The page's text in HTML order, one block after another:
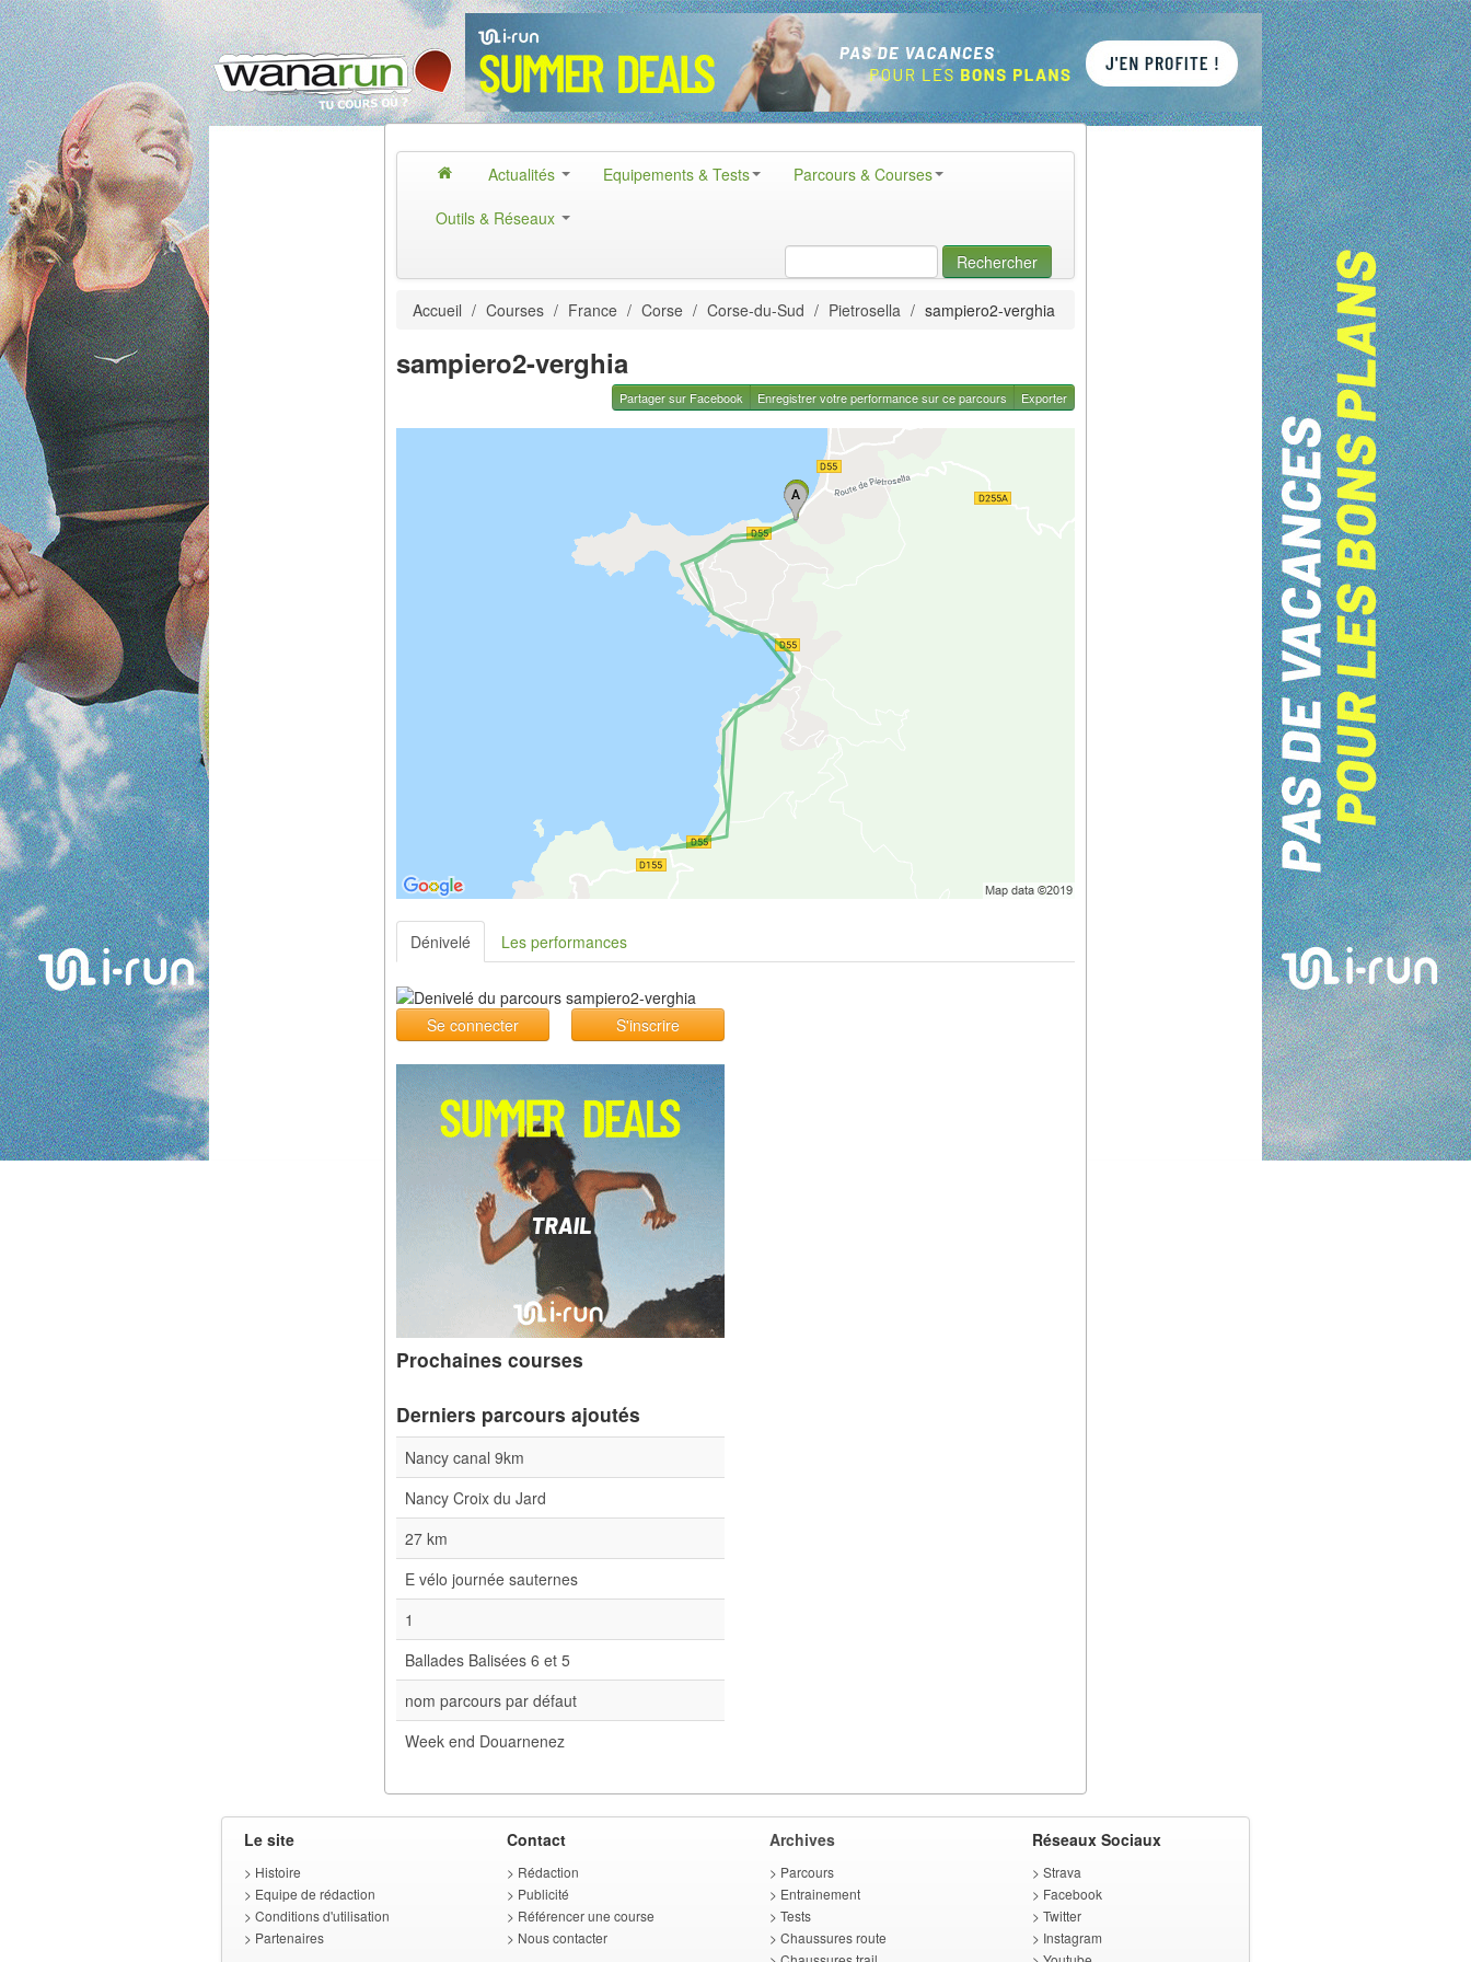
Actualités Equipements & Tests
Parcours & Courses
Outils & Réseaux
Rechercher
Accueil / Courses / France / Corse / Corse-du-Sud / Pietrosella / sampiero2-verghia
sampiero2-verghia
Partager sur Facebook Enregistrer votre performance sur ce parcours Exporter
Dénivelé Les performances
Se connecter S'inscrire
Prochaines courses
Derniers parcours ajoutés
Nancy canal 9km
Nancy Croix du Jard
27 km
E vélo journée sauternes
1
Ballades Balisées 6 et 5
nom parcours par défaut
Week end Douarnenez
Le site
> Histoire
> Equipe de rédaction
> Conditions d'utilisation
> Partenaires
Contact
> Rédaction
> Publicité
> Référencer une course
> Nous contacter
Archives
> Parcours
> Entrainement
> Tests
> Chaussures route
Réseaux Sociaux
> Strava
> Facebook
> Twitter
> Instagram